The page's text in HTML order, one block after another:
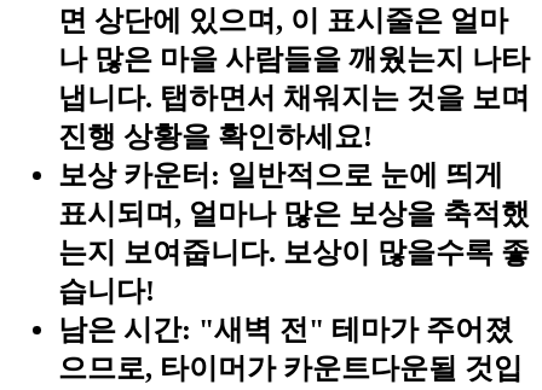
면 상단에 있으며, 이 표시줄은 얼마
나 많은 마을 사람들을 깨웠는지 나타
냅니다. 탭하면서 채워지는 것을 보며
진행 상황을 확인하세요!
보상 카운터: 일반적으로 눈에 띄게
표시되며, 얼마나 많은 보상을 축적했
는지 보여줍니다. 보상이 많을수록 좋
습니다!
남은 시간: "새벽 전" 테마가 주어졌
으므로, 타이머가 카운트다운될 것입